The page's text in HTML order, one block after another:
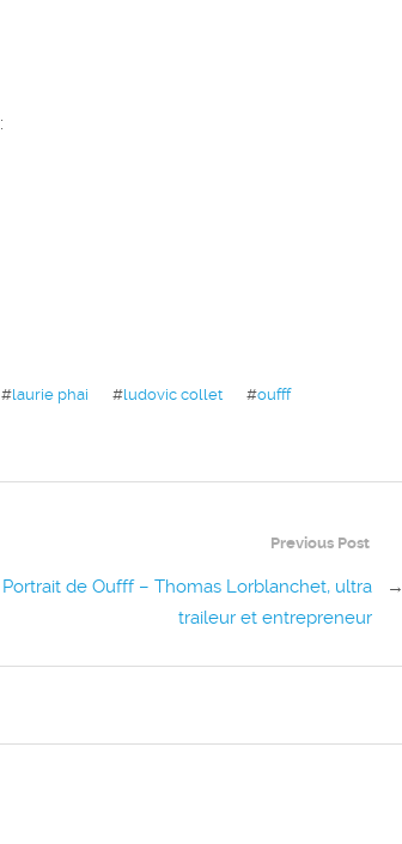
#laurie phai #ludovic collet #oufff
Previous Post
de Oufff – Thomas Lorblanchet, ultra
traileur et entrepreneur
→